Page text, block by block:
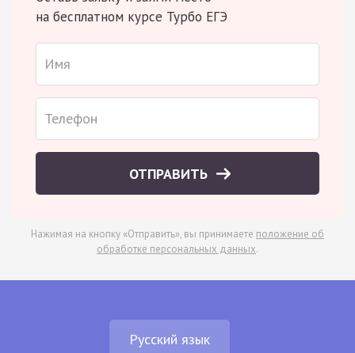
на бесплатном курсе Турбо ЕГЭ
ОТПРАВИТЬ
Нажимая на кнопку «Отправить», вы принимаете положение об
обработке персональных данных.
Русский язык